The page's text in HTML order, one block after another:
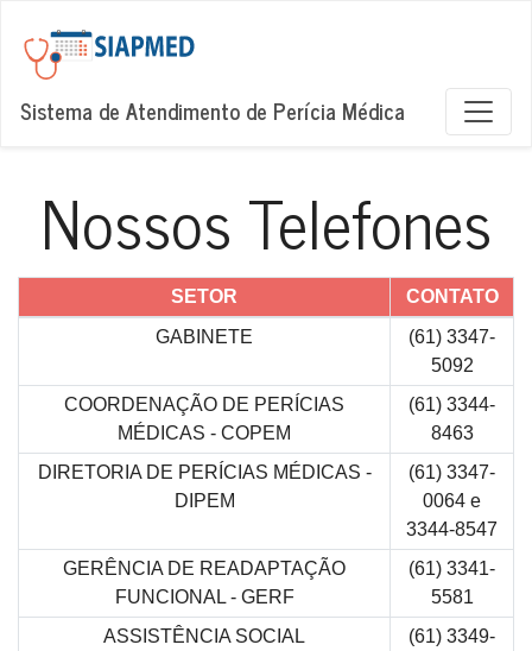
Sistema de Atendimento de Perícia Médica
Nossos Telefones
SETOR
CONTATO
GABINETE
(61) 3347-
5092
COORDENAÇÃO DE PERÍCIAS
MÉDICAS - COPEM
(61) 3344-
8463
DIRETORIA DE PERÍCIAS MÉDICAS -
DIPEM
(61) 3347-
0064 e
3344-8547
GERÊNCIA DE READAPTAÇÃO
FUNCIONAL - GERF
(61) 3341-
5581
ASSISTÊNCIA SOCIAL
(61) 3349-